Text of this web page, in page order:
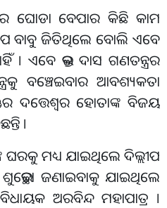
ଘୋଡା ବେପାର କିଛି କାମ
ବାବୁ ଜିତିଥିଲେ ବୋଲି ଏବେ
ଏବେ ଭକ୍ତ ଦାସ ଗଣତନ୍ତ୍ରର
ବଞ୍ଚେଇବାର ଆବଶ୍ୟକତା
ଦତ୍ତେଶ୍ବର ହୋତାଙ୍କ ବିଜୟ
।
ଘରକୁ ମଧ୍ୟ ଯାଇଥିଲେ ଦିଲ୍ଲୀପ
ଜଣାଇବାକୁ ଯାଇଥିଲେ
ଅରବିନ୍ଦ ମହାପାତ୍ର ।